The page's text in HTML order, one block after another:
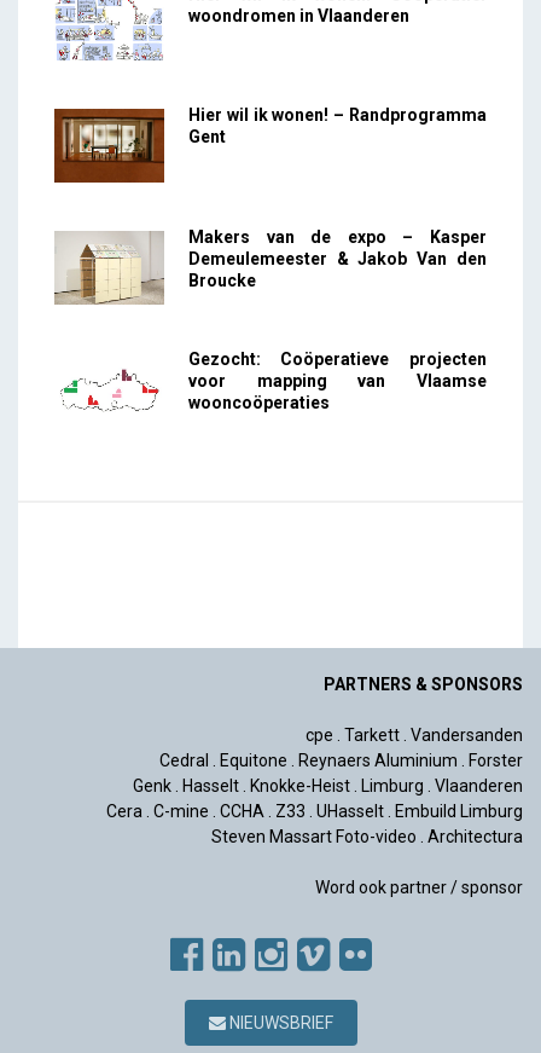
woondromen in Vlaanderen
Hier wil ik wonen! – Randprogramma
Gent
Makers van de expo – Kasper
Demeulemeester & Jakob Van den
Broucke
Gezocht: Coöperatieve projecten
voor mapping van Vlaamse
wooncoöperaties
PARTNERS & SPONSORS
cpe . Tarkett. Vandersanden
Cedral . Equitone . Reynaers Aluminium . Forster
Genk. Hasselt. Knokke-Heist. Limburg . Vlaanderen
Cera. C-mine . CCHA. Z33 . UHasselt. Embuild Limburg
Steven Massart Foto-video . Architectura
Word ook partner / sponsor
NIEUWSBRIEF